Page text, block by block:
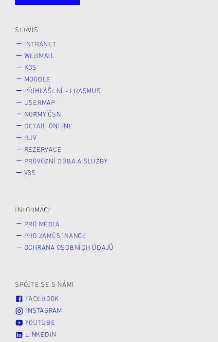
SERVIS
INTRANET
WEBMAIL
KOS
MOODLE
PŘIHLÁŠENÍ - ERASMUS
USERMAP
NORMY ČSN
DETAIL ONLINE
RUV
REZERVACE
PROVOZNÍ DOBA A SLUŽBY
V3S
INFORMACE
PRO MÉDIA
PRO ZAMĚSTNANCE
OCHRANA OSOBNÍCH ÚDAJŮ
SPOJTE SE S NÁMI
FACEBOOK
INSTAGRAM
YOUTUBE
LINKEDIN